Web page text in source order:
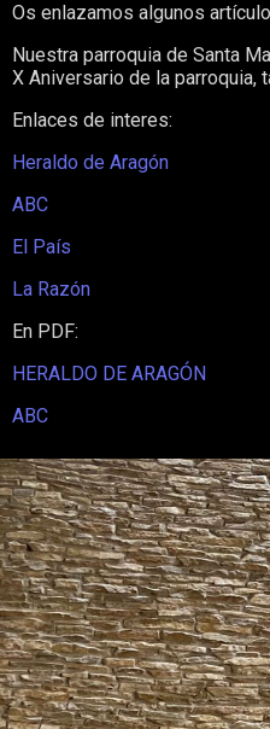
Os enlazamos algunos
Nuestra parroquia de Santa
X Aniversario de la parroquia,
Enlaces de interes:
Heraldo de Aragón
ABC
El País
La Razón
En PDF:
HERALDO DE ARAGÓN
ABC